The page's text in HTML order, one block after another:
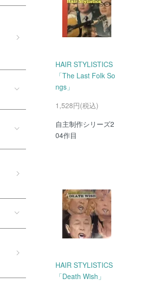
HAIR STYLISTICS
「The Last Folk So
ngs」
1,528円(税込)
自主制作シリーズ2
04作目
HAIR STYLISTICS
「Death Wish」